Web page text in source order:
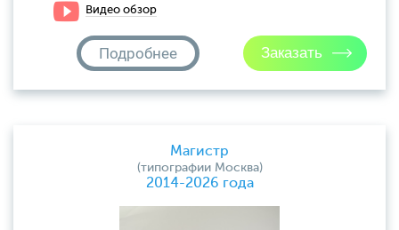
Видео обзор
Подробнее
Магистр
(типографии Москва)
2014-2026 года